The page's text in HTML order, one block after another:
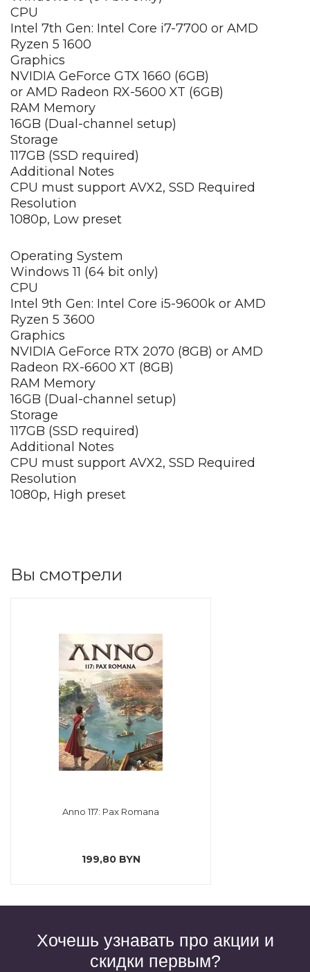
CPU
Intel 7th Gen: Intel Core i7-7700 or AMD
Ryzen 5 1600
Graphics
NVIDIA GeForce GTX 1660 (6GB)
or AMD Radeon RX-5600 XT (6GB)
RAM Memory
16GB (Dual-channel setup)
Storage
117GB (SSD required)
Additional Notes
CPU must support AVX2, SSD Required
Resolution
1080p, Low preset
Operating System
Windows 11 (64 bit only)
CPU
Intel 9th Gen: Intel Core i5-9600k or AMD
Ryzen 5 3600
Graphics
NVIDIA GeForce RTX 2070 (8GB) or AMD
Radeon RX-6600 XT (8GB)
RAM Memory
16GB (Dual-channel setup)
Storage
117GB (SSD required)
Additional Notes
CPU must support AVX2, SSD Required
Resolution
1080p, High preset
Вы смотрели
Anno 117: Pax Romana
199,80 BYN
Хочешь узнавать про акции и
скидки первым?